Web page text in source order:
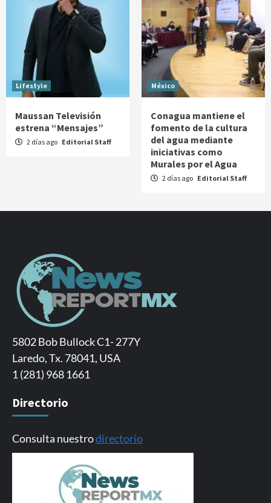
Lifestyle
Maussan Televisión
estrena “Mensajes”
2 días ago Editorial Staff
México
Conagua mantiene el
fomento de la cultura
del agua mediante
iniciativas como
Murales por el Agua
2 días ago Editorial Staff
5802 Bob Bullock C1- 277Y
Laredo, Tx. 78041, USA
1 (281) 968 1661
Directorio
Consulta nuestrodirectorio